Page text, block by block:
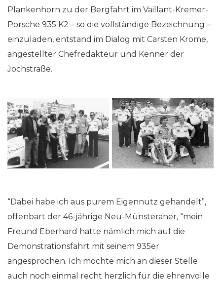
Plankenhorn zu der Bergfahrt im Vaillant-Kremer-
Porsche 935 K2 – so die vollständige Bezeichnung –
einzuladen, entstand im Dialog mit Carsten Krome,
angestellter Chefredakteur und Kenner der
Jochstraße.
“Dabei habe ich aus purem Eigennutz gehandelt”,
offenbart der 46-jährige Neu-Münsteraner, “mein
Freund Eberhard hatte nämlich mich auf die
Demonstrationsfahrt mit seinem 935er
angesprochen. Ich möchte mich an dieser Stelle
auch noch einmal recht herzlich für die ehrenvolle